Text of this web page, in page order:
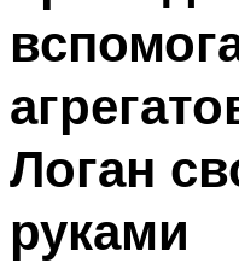
Логан
руками